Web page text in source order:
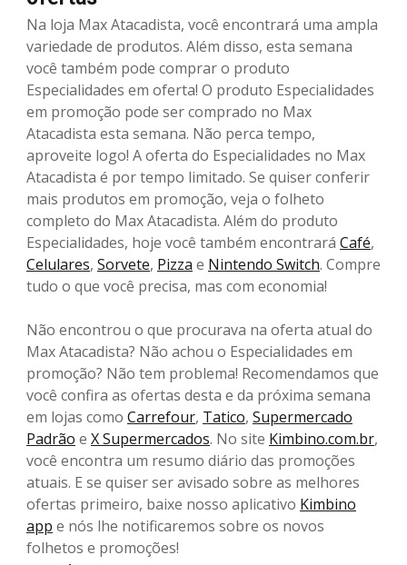
Na loja Max Atacadista, você encontrará uma ampla
variedade de produtos. Além disso, esta semana
você também pode comprar o produto
Especialidades em oferta! O produto Especialidades
em promoção pode ser comprado no Max
Atacadista esta semana. Não perca tempo,
aproveite logo! A oferta do Especialidades no Max
Atacadista é por tempo limitado. Se quiser conferir
mais produtos em promoção, veja o folheto
completo do Max Atacadista. Além do produto
Especialidades, hoje você também encontrará Café,
Celulares, Sorvete, Pizza e Nintendo Switch. Compre
tudo o que você precisa, mas com economia!
Não encontrou o que procurava na oferta atual do
Max Atacadista? Não achou o Especialidades em
promoção? Não tem problema! Recomendamos que
você confira as ofertas desta e da próxima semana
em lojas como Carrefour, Tatico, Supermercado
Padrão e X Supermercados. No site Kimbino.com.br,
você encontra um resumo diário das promoções
atuais. E se quiser ser avisado sobre as melhores
ofertas primeiro, baixe nosso aplicativo Kimbino
app e nós lhe notificaremos sobre os novos
folhetos e promoções!